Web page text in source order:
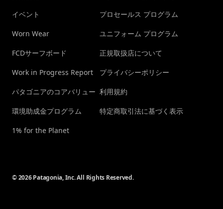
イベント
Worn Wear
FCDサーフボード
Work in Progress Report
パタゴニアのコアバリュー
環境助成金プログラム
1% for the Planet
プロセールス プログラム
ユニフォーム プログラム
正規取扱店について
プライバシーポリシー
利用規約
特定商取引法に基づく表示
© 2026 Patagonia, Inc. All Rights Reserved.